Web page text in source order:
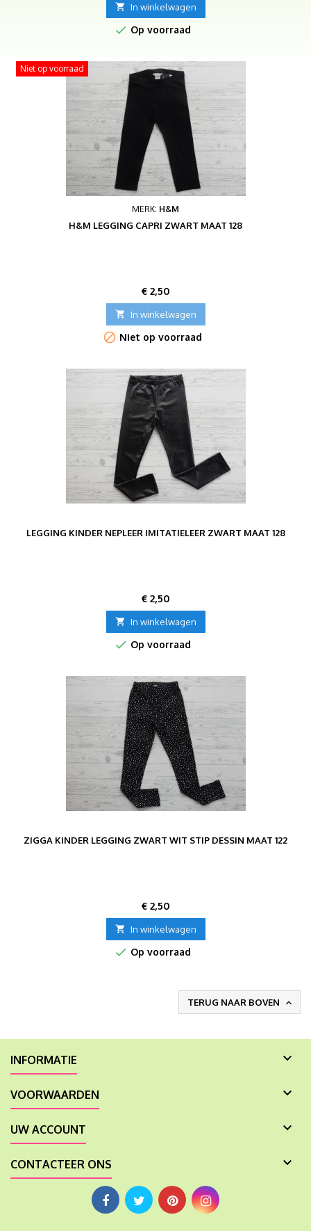
 In winkelwagen
 Op voorraad
Niet op voorraad
MERK: H&M
H&M LEGGING CAPRI ZWART MAAT 128
Prijs
€ 2,50
 In winkelwagen
 Niet op voorraad
LEGGING KINDER NEPLEER IMITATIELEER ZWART MAAT 128
Prijs
€ 2,50
 In winkelwagen
 Op voorraad
ZIGGA KINDER LEGGING ZWART WIT STIP DESSIN MAAT 122
Prijs
€ 2,50
 In winkelwagen
 Op voorraad
TERUG NAAR BOVEN 
INFORMATIE 
VOORWAARDEN 
UW ACCOUNT 
CONTACTEER ONS 